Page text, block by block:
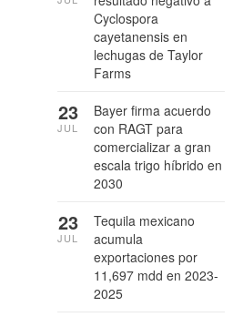
Cyclospora
cayetanensis en
lechugas de Taylor
Farms
Bayer firma acuerdo
con RAGT para
comercializar a gran
escala trigo híbrido en
2030
23
JUL
Tequila mexicano
acumula
exportaciones por
11,697 mdd en 2023-
2025
23
JUL